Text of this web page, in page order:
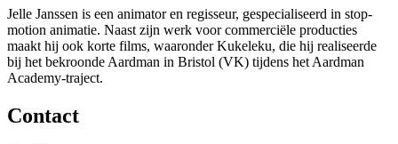
Jelle Janssen is een animator en regisseur, gespecialiseerd in stop-
motion animatie. Naast zijn werk voor commerciële producties
maakt hij ook korte films, waaronder Kukeleku, die hij realiseerde
bij het bekroonde Aardman in Bristol (VK) tijdens het Aardman
Academy-traject.
Contact